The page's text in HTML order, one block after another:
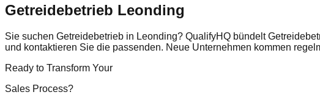
Getreidebetrieb Leonding
Sie suchen Getreidebetrieb in Leonding? QualifyHQ bündelt
und kontaktieren Sie die passenden. Neue Unternehmen kommen
Ready to Transform Your
Sales Process?